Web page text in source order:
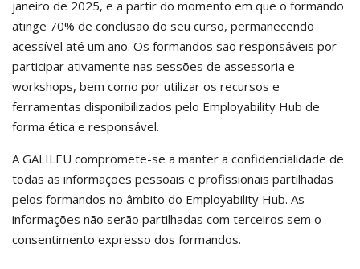
janeiro de 2025, e a partir do momento em que o formando
atinge 70% de conclusão do seu curso, permanecendo
acessível até um ano. Os formandos são responsáveis por
participar ativamente nas sessões de assessoria e
workshops, bem como por utilizar os recursos e
ferramentas disponibilizados pelo Employability Hub de
forma ética e responsável.
A GALILEU compromete-se a manter a confidencialidade de
todas as informações pessoais e profissionais partilhadas
pelos formandos no âmbito do Employability Hub. As
informações não serão partilhadas com terceiros sem o
consentimento expresso dos formandos.